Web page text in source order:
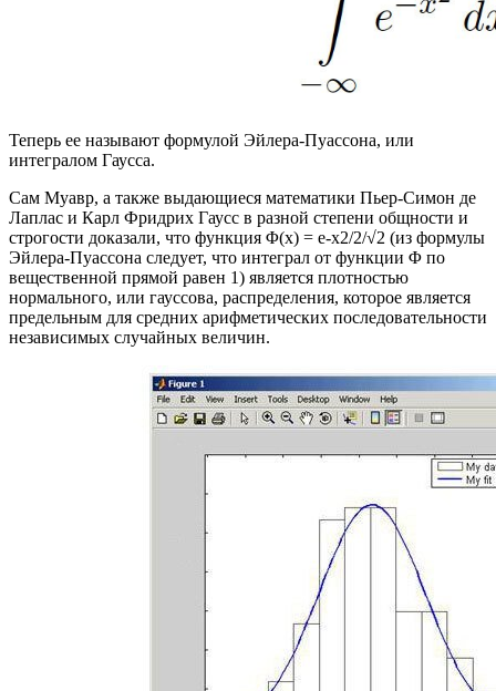
Теперь ее называют формулой Эйлера-Пуассона, или
интегралом Гаусса.
Сам Муавр, а также выдающиеся математики Пьер-Симон де
Лаплас и Карл Фридрих Гаусс в разной степени общности и
строгости доказали, что функция Φ(x) = e-x2/2/√2 (из формулы
Эйлера-Пуассона следует, что интеграл от функции Φ по
вещественной прямой равен 1) является плотностью
нормального, или гауссова, распределения, которое является
предельным для средних арифметических последовательности
независимых случайных величин.